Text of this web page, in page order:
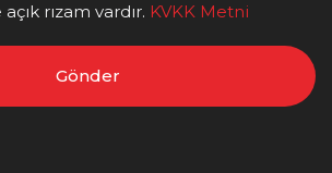
rızam vardır. KVKK Metni
Gönder